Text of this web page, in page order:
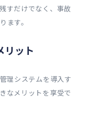
すだけでなく、事故
ます。
リット
理システムを導入す
なメリットを享受で